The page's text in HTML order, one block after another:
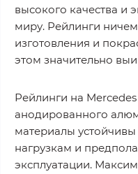
высокого качества и
миру. Рейлинги
изготовления и
этом значительно
Рейлинги на
анодированного
материалы
нагрузкам и
эксплуатации.